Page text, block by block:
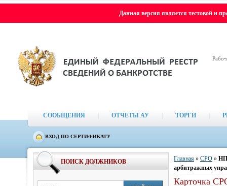
Данная версия является тестовой и
ВХОД ПО СЕРТИФИКАТУ
СООБЩЕНИЯ ОТЧЕТЫ АУ ТОРГИ
ПОИСК ДОЛЖНИКОВ Главная » СРО » НП
арбитражных
Карточка